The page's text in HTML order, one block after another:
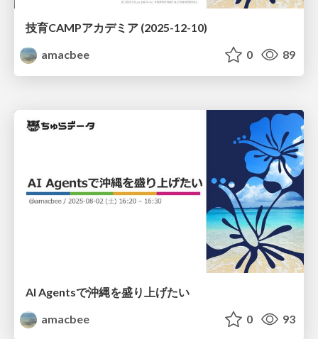
技育CAMPアカデミア (2025-12-10)
amacbee
0 89
AI Agentsで沖縄を盛り上げたい
amacbee
0 93